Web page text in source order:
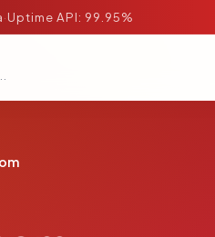
·Uptime API: 99.95%
TERVERIFIKASI DALAM HITUNGAN DETIK.